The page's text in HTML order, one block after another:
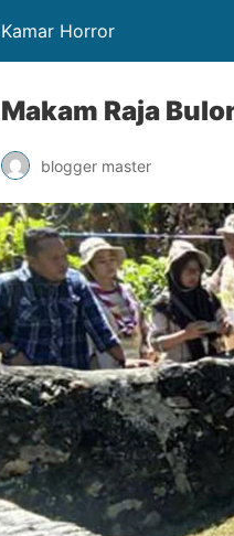
Kamar Horror
Makam Raja
blogger master